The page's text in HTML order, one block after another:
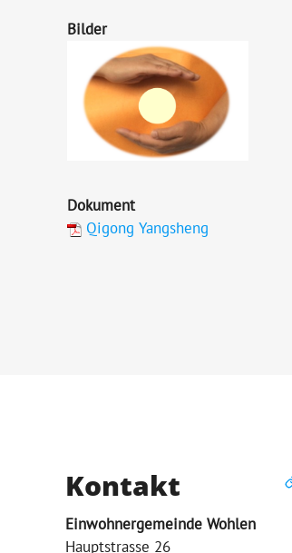
Bilder
Dokument
Qigong Yangsheng
Kontakt
Einwohnergemeinde Wohlen
Hauptstrasse 26